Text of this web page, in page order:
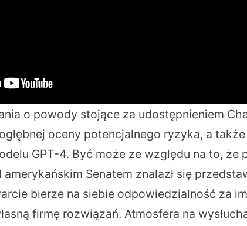
o powody stojące za udostępnieniem
oceny potencjalnego ryzyka, a
GPT-4. Być może ze względu na to, że
Senatem znalazł się
bierze na siebie odpowiedzialność za
firmę rozwiązań. Atmosfera na